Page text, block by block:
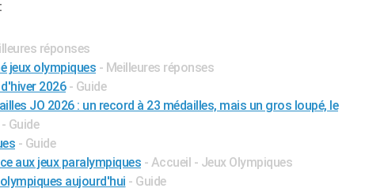
réponses
jeux olympiques - Meilleures réponses
2026 - Guide
JO 2026 : un record à 23 médailles, mais un gros loupé, le
- Guide
- Guide
aux jeux paralympiques - Accueil - Jeux Olympiques
aujourd'hui - Guide